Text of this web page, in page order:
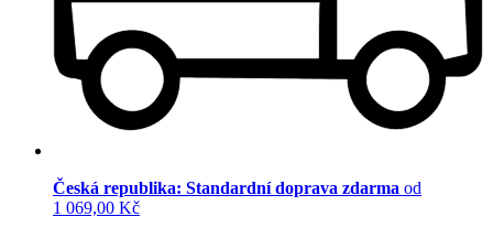
Česká republika: Standardní doprava zdarma od
1 069,00 Kč